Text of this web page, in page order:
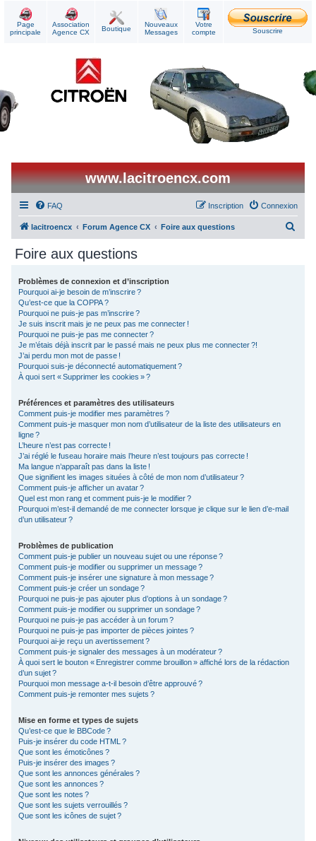
Page
principale
Association
Agence CX
Boutique
Nouveaux
Messages
Votre
compte
Souscrire
www.lacitroencx.com
FAQ Connexion
Inscription
lacitroencx Forum Agence CX Foire aux questions
Foire aux questions
Problèmes de connexion et d’inscription
Pourquoi ai-je besoin de m’inscrire ?
Qu’est-ce que la COPPA ?
Pourquoi ne puis-je pas m’inscrire ?
Je suis inscrit mais je ne peux pas me connecter !
Pourquoi ne puis-je pas me connecter ?
Je m’étais déjà inscrit par le passé mais ne peux plus me connecter ?!
J’ai perdu mon mot de passe !
Pourquoi suis-je déconnecté automatiquement ?
À quoi sert « Supprimer les cookies » ?
Préférences et paramètres des utilisateurs
Comment puis-je modifier mes paramètres ?
Comment puis-je masquer mon nom d’utilisateur de la liste des utilisateurs en
ligne ?
L’heure n’est pas correcte !
J’ai réglé le fuseau horaire mais l’heure n’est toujours pas correcte !
Ma langue n’apparaît pas dans la liste !
Que signifient les images situées à côté de mon nom d’utilisateur ?
Comment puis-je afficher un avatar ?
Quel est mon rang et comment puis-je le modifier ?
Pourquoi m’est-il demandé de me connecter lorsque je clique sur le lien d’e-mail
d’un utilisateur ?
Problèmes de publication
Comment puis-je publier un nouveau sujet ou une réponse ?
Comment puis-je modifier ou supprimer un message ?
Comment puis-je insérer une signature à mon message ?
Comment puis-je créer un sondage ?
Pourquoi ne puis-je pas ajouter plus d’options à un sondage ?
Comment puis-je modifier ou supprimer un sondage ?
Pourquoi ne puis-je pas accéder à un forum ?
Pourquoi ne puis-je pas importer de pièces jointes ?
Pourquoi ai-je reçu un avertissement ?
Comment puis-je signaler des messages à un modérateur ?
À quoi sert le bouton « Enregistrer comme brouillon » affiché lors de la rédaction
d’un sujet ?
Pourquoi mon message a-t-il besoin d’être approuvé ?
Comment puis-je remonter mes sujets ?
Mise en forme et types de sujets
Qu’est-ce que le BBCode ?
Puis-je insérer du code HTML ?
Que sont les émoticônes ?
Puis-je insérer des images ?
Que sont les annonces générales ?
Que sont les annonces ?
Que sont les notes ?
Que sont les sujets verrouillés ?
Que sont les icônes de sujet ?